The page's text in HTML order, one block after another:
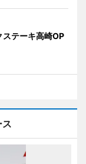
テーキ高崎OP